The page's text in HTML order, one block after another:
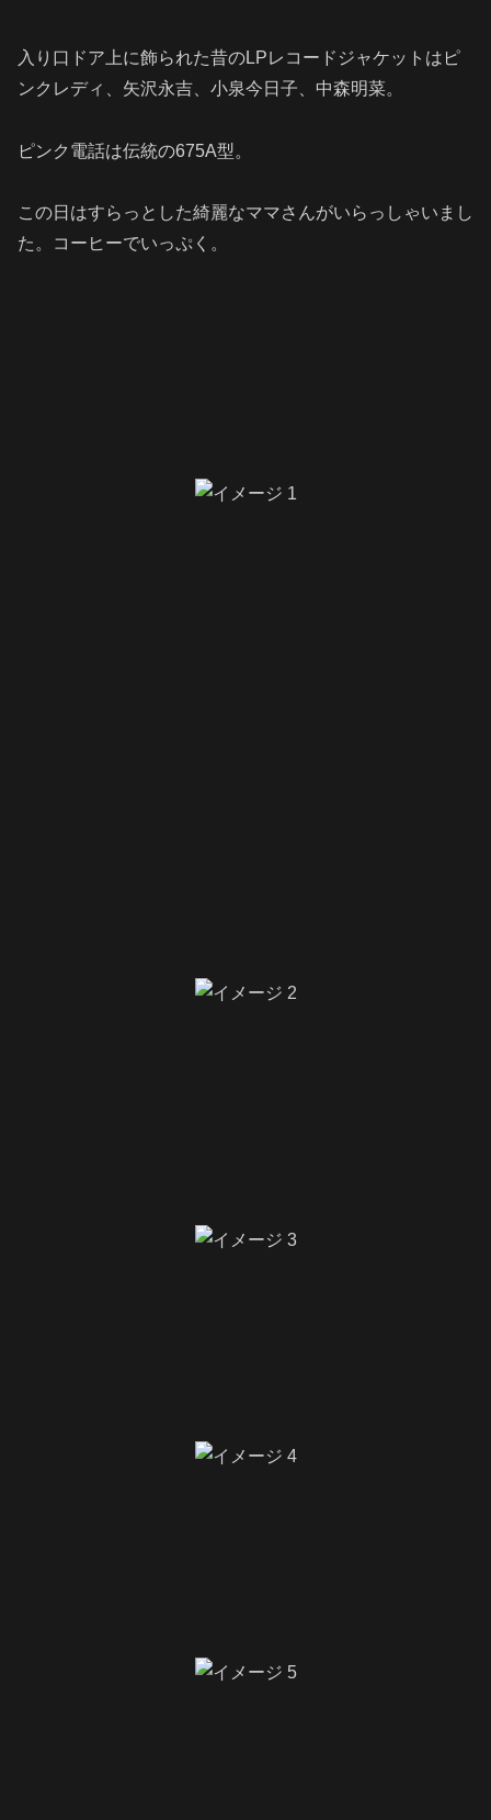
入り口ドア上に飾られた昔のLPレコードジャケットはピ
ンクレディ、矢沢永吉、小泉今日子、中森明菜。
ピンク電話は伝統の675A型。
この日はすらっとした綺麗なママさんがいらっしゃいまし
た。コーヒーでいっぷく。